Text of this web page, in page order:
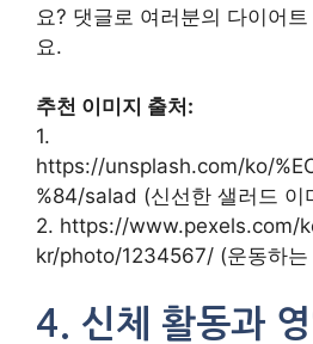
요? 댓글로 여러분의 다이어
요.
추천 이미지 출처:
1.
https://unsplash.com/ko/
%84/salad (신선한 샐러드 이
2. https://www.pexels.com/
kr/photo/1234567/ (운동하는
4. 신체 활동과 영